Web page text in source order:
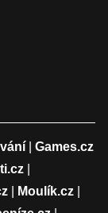
Games.cz
Moulík.cz